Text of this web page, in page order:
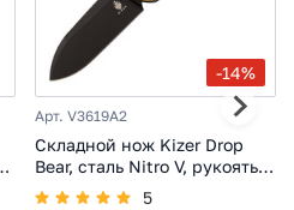
-14%
Арт. V3619A2
Складной нож Kizer Drop
Bear, сталь Nitro V, рукоять
PEI
5